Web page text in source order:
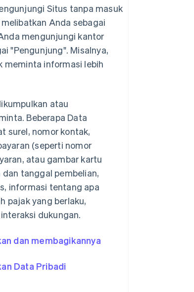
Situs tanpa masuk
Anda sebagai
mengunjungi kantor
"Pengunjung". Misalnya,
meminta informasi lebih
atau
Beberapa Data
surel, nomor kontak,
(seperti nomor
atau gambar kartu
tanggal pembelian,
informasi tentang apa
pajak yang berlaku,
dukungan.
dan membagikannya
Data Pribadi